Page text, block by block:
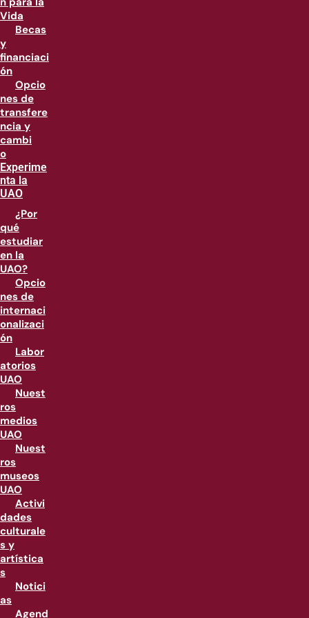
Vida
Becas
y
financiaci
ón
Opcio
nes de
transfere
ncia y
cambi
o
Experime
nta la
UAO
¿Por
qué
estudiar
en la
UAO?
Opcio
nes de
internaci
onalizaci
ón
Labor
atorios
UAO
Nuest
ros
medios
UAO
Nuest
ros
museos
UAO
Activi
dades
culturale
s y
artística
s
Notici
as
Agend